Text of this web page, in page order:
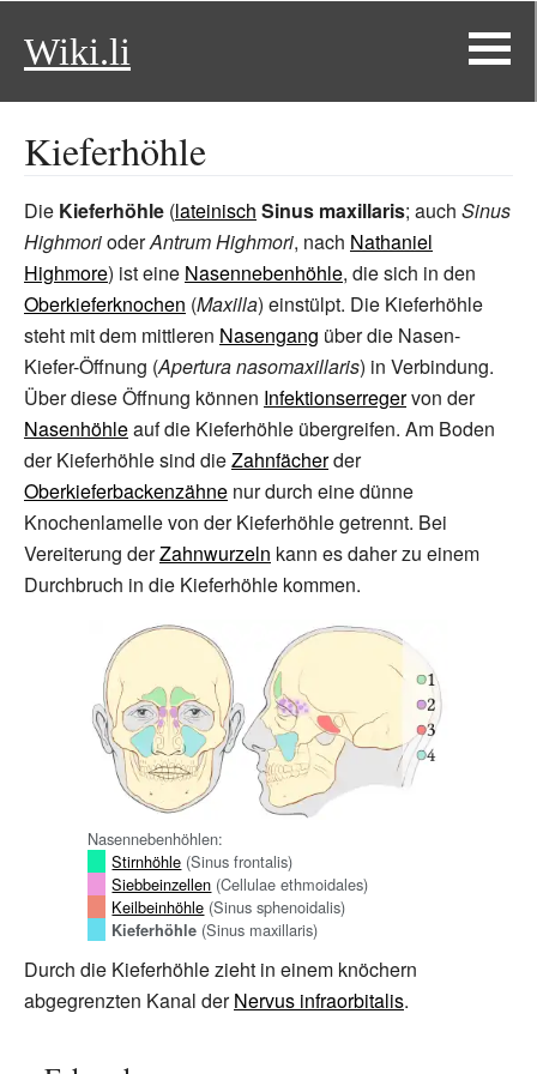
Wiki.li
Kieferhöhle
Die Kieferhöhle (lateinisch Sinus maxillaris; auch Sinus
HighmorioderAntrum Highmori, nach Nathaniel
Highmore) ist eine Nasennebenhöhle, die sich in den
Oberkieferknochen (Maxilla) einstülpt. Die Kieferhöhle
steht mit dem mittleren Nasengang über die Nasen-
Kiefer-Öffnung (Apertura nasomaxillaris) in Verbindung.
Über diese Öffnung können Infektionserregervon der
Nasenhöhleauf die Kieferhöhle übergreifen. Am Boden
der Kieferhöhle sind dieZahnfächerder
Oberkieferbackenzähne nur durch eine dünne
Knochenlamelle von der Kieferhöhle getrennt. Bei
Vereiterung derZahnwurzeln kann es daher zu einem
Durchbruch in die Kieferhöhle kommen.
Nasennebenhöhlen:
Stirnhöhle (Sinus frontalis)
Siebbeinzellen (Cellulae ethmoidales)
Keilbeinhöhle (Sinus sphenoidalis)
Kieferhöhle (Sinus maxillaris)
Durch die Kieferhöhle zieht in einem knöchern
abgegrenzten Kanal derNervus infraorbitalis.